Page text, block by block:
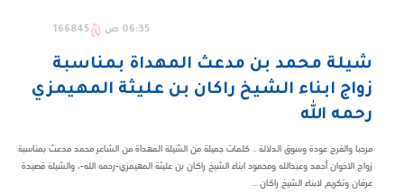
06:35 ص 166845
شيلة محمد بن مدعث المهداة بمناسبة
زواج ابناء الشيخ راكان بن عليثة المهيمزي
رحمه الله
مرحبا والفرح عودة وسوق الدلالة .. كلمات جميلة من الشيلة المهداة من الشاعر محمد مدعث بمناسبة
زواج الاخوان أحمد وعبدالله ومحمود ابناء الشيخ راكان بن عليثة المهيمزي-رحمه الله-، والشيلة قصيدة
عرفان وتكريم لابناء الشيخ راكان ...